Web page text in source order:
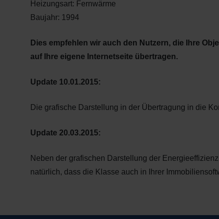
Heizungsart: Fernwärme
Baujahr: 1994
Dies empfehlen wir auch den Nutzern, die Ihre
auf Ihre eigene Internetseite übertragen.
Update 10.01.2015:
Die grafische Darstellung in der Übertragung in die
Update 20.03.2015:
Neben der grafischen Darstellung der
natürlich, dass die Klasse auch in Ihrer